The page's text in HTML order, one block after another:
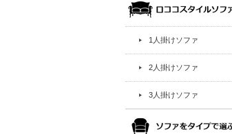
1人掛けソファ
2人掛けソファ
3人掛けソファ